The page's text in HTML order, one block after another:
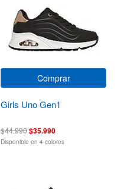
Comprar
Girls Uno Gen1
$44.990$35.990
Disponible en 4 colores